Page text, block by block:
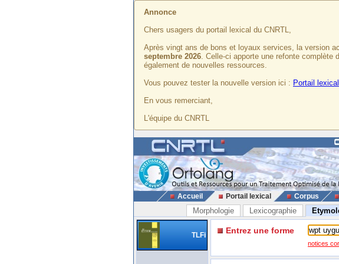
Annonce
Chers usagers du portail lexical du CNRTL,
Après vingt ans de bons et loyaux services, la version
septembre 2026. Celle-ci apporte une refonte complète
également de nouvelles ressources.
Vous pouvez tester la nouvelle version ici : Portail lexical
En vous remerciant,
L'équipe du CNRTL
Accueil Portail lexical Corpus
Morphologie Lexicographie
TLFi Entrez une forme
notices